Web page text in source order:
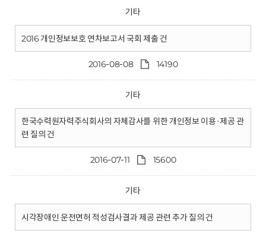
기타
2016 개인정보보호 연차보고서 국회 제출 건
2016-08-08 14190
기타
한국수력원자력주식회사의 자체감사를 위한 개인정보 이용·제공 관
련 질의 건
2016-07-11 15600
기타
시각장애인 운전면허 적성검사결과 제공 관련 추가 질의 건